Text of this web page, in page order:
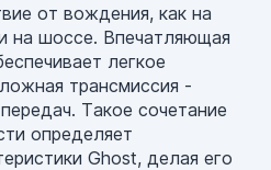
от вождения, как на
на шоссе. Впечатляющая
легкое
трансмиссия -
Такое сочетание
определяет
Ghost, делая его